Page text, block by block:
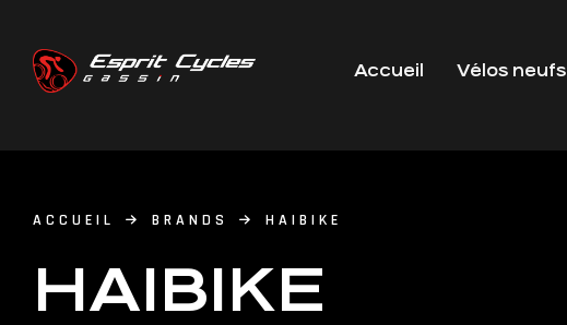
Accueil Vélos neufs
ACCUEIL BRANDS HAIBIKE
HAIBIKE